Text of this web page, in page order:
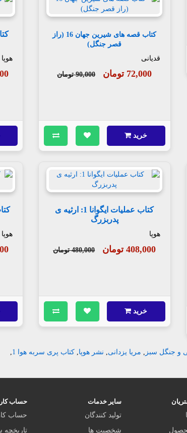
کتاب قصه های شیرین جهان 16 (راز
قصر جنگل)
قدیانی
72,000 تومان 90,000 تومان
خرید
هوپا
کتاب عملیات ایگوانا 1: ارثیه ی
پدربزرگ
هوپا
408,000 تومان 480,000 تومان
خرید
هوپا
و جنگل سبز , مریا یزدانی, نشر هوپا, کتاب پری سربه هوا 1 ,
سایر خدمات
تولید کنندگان
شخصیت ها
حساب
حساب